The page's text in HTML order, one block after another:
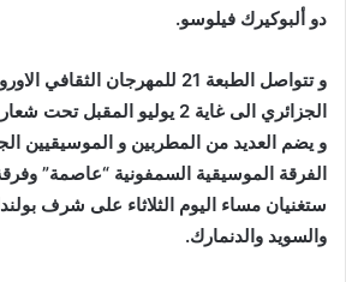
دو ألبوكيرك فيلوسو.
و تتواصل الطبعة 21 للمهرجان
الجزائري الى غاية 2 يوليو
و يضم العديد من المطربين و الموسيقيين
الفرقة الموسيقية السمفونية “عاصمة” وفرقة
ستغنيان مساء اليوم الثلاثاء على شرف
والسويد والدنمارك.